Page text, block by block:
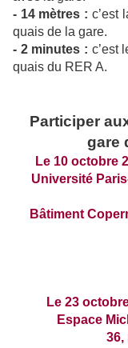
- 14 mètres : c’est
quais de la gare.
- 2 minutes : c’est
quais du RER A.
Participer
gare
Le 10 octobre
Université
Bâtiment
Le 23
Espace
36,